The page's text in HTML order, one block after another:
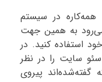
در سیستم
به همین جهت
استفاده کنید. در
سایت را در نظر
پیروی